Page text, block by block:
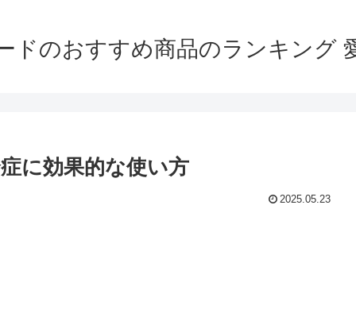
ドのおすすめ商品のランキング
に効果的な使い方
2025.05.23